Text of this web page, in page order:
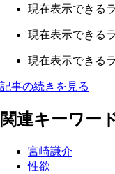
現在表示できる
現在表示できる
現在表示できる
記事の続きを見る
関連キーワー
宮崎謙介
性欲